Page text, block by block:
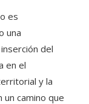
es
una
del
en el
y la
camino que